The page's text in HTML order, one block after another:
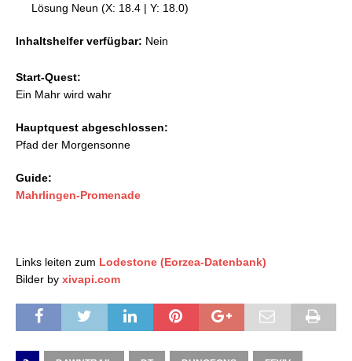
Lösung Neun (X: 18.4 | Y: 18.0)
Inhaltshelfer verfügbar: Nein
Start-Quest:
Ein Mahr wird wahr
Hauptquest abgeschlossen:
Pfad der Morgensonne
Guide:
Mahrlingen-Promenade
Links leiten zum Lodestone (Eorzea-Datenbank)
Bilder by xivapi.com